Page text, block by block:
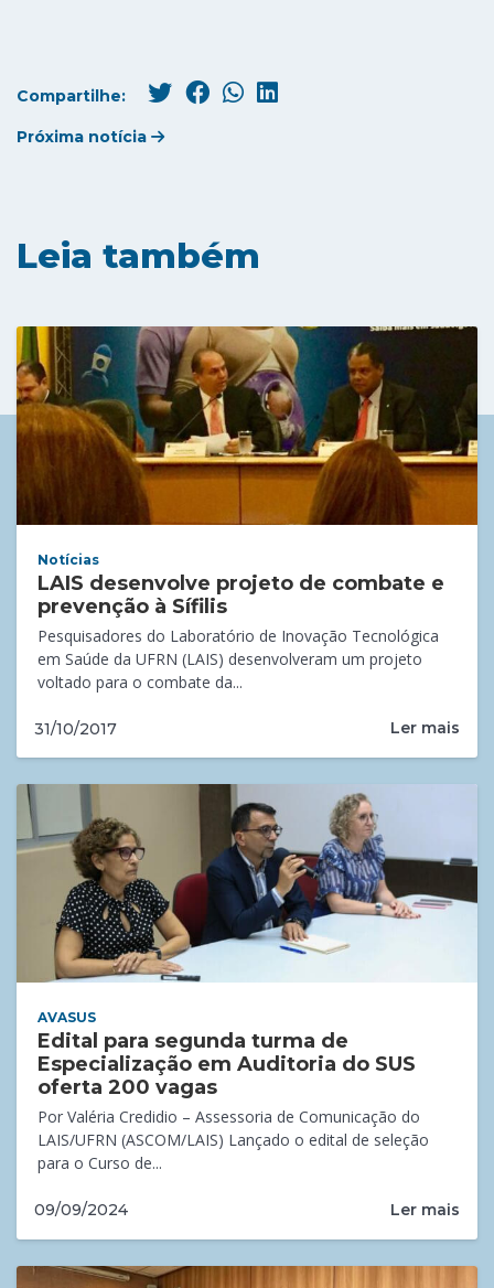
Compartilhe:
Próxima notícia
Leia também
Notícias
LAIS desenvolve projeto de combate e
prevenção à Sífilis
Pesquisadores do Laboratório de Inovação Tecnológica
em Saúde da UFRN (LAIS) desenvolveram um projeto
voltado para o combate da...
31/10/2017 Ler mais
AVASUS
Edital para segunda turma de
Especialização em Auditoria do SUS
oferta 200 vagas
Por Valéria Credidio – Assessoria de Comunicação do
LAIS/UFRN (ASCOM/LAIS) Lançado o edital de seleção
para o Curso de...
09/09/2024 Ler mais